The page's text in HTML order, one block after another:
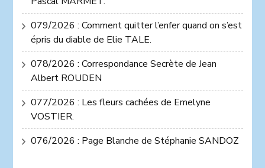
079/2026 : Comment quitter l’enfer quand on s’est
épris du diable de Elie TALE.
078/2026 : Correspondance Secrète de Jean
Albert ROUDEN
077/2026 : Les fleurs cachées de Emelyne
VOSTIER.
076/2026 : Page Blanche de Stéphanie SANDOZ